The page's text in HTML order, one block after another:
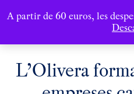
A partir de 60 euros, les
L’Olivera